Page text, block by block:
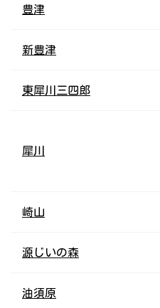
豊津
新豊津
東犀川三四郎
犀川
崎山
源じいの森
油須原